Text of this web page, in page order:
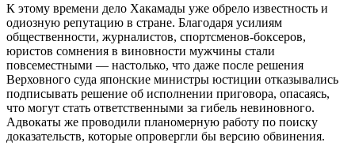
К этому времени дело Хакамады уже обрело известность и
одиозную репутацию в стране. Благодаря усилиям
общественности, журналистов, спортсменов-боксеров,
юристов сомнения в виновности мужчины стали
повсеместными — настолько, что даже после решения
Верховного суда японские министры юстиции отказывались
подписывать решение об исполнении приговора, опасаясь,
что могут стать ответственными за гибель невиновного.
Адвокаты же проводили планомерную работу по поиску
доказательств, которые опровергли бы версию обвинения.